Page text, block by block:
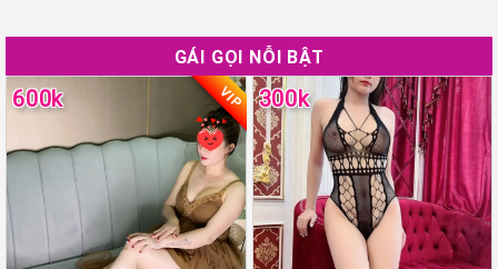
GÁI GỌI NỖI BẬT
600k VIP 300k